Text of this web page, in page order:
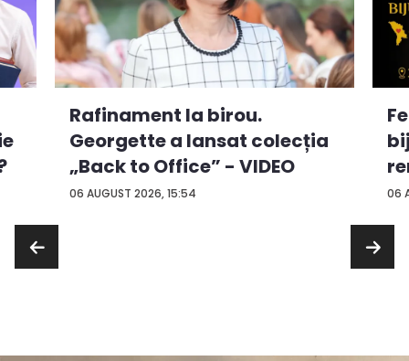
06 AUGUST 2026, 15:54
Rafinament la birou.
Georgette a lansat colecția
„Back to Office” - VIDEO
06
...